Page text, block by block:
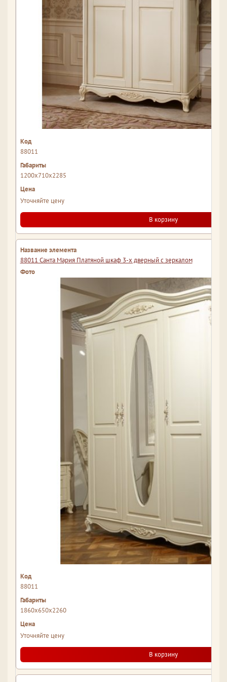
88011
1200x710x2285
Уточняйте цену
В корзину
88011 Санта Мария Платяной шкаф 3-х дверный с зеркалом
88011
1860x650x2260
Уточняйте цену
В корзину